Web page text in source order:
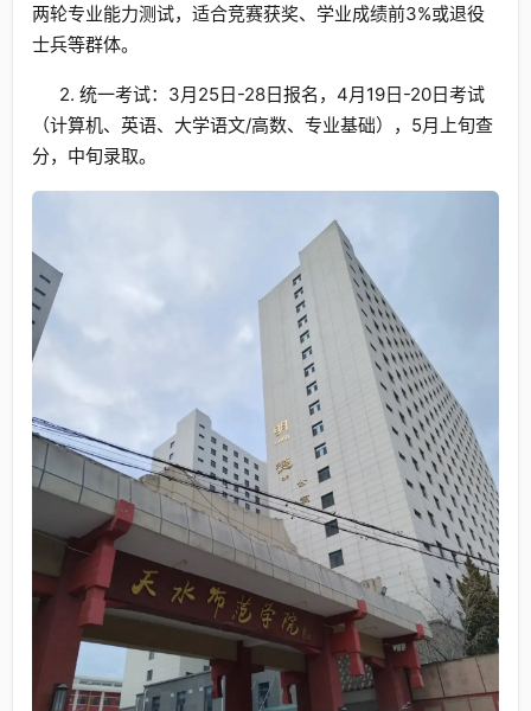
两轮专业能力测试，适合竞赛获奖、学业成绩前3%或退役
士兵等群体。
2. 统一考试：3月25日-28日报名，4月19日-20日考试
（计算机、英语、大学语文/高数、专业基础），5月上旬查
分，中旬录取。